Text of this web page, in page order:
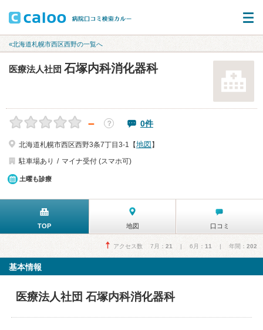
«北海道札幌市西区西野の一覧へ
医療法人社団 石塚内科消化器科
－ ？ 0件
北海道札幌市西区西野3条7丁目3-1【地図 】
駐車場あり
マイナ受付 (スマホ可)
土曜も診療
TOP 地図 口コミ
アクセス数 7月： 21 | 6月： 11 | 年間： 202
基本情報
医療法人社団 石塚内科消化器科